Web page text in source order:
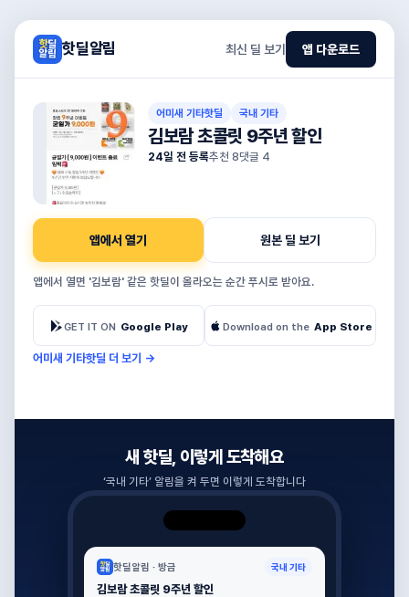
핫딜알림 최신 딜 보기 앱 다운로드
어미새 기타핫딜 국내 기타
김보람 초콜릿 9주년 할인
24일 전 등록추천 8댓글 4
앱에서 열기 원본 딜 보기
앱에서 열면 '김보람' 같은 핫딜이 올라오는 순간 푸시로 받아요.
GET IT ON Google Play Download on the App Store
어미새 기타핫딜 더 보기 →
새 핫딜, 이렇게 도착해요
‘국내 기타’ 알림을 켜 두면 이렇게 도착합니다
핫딜알림 · 방금 국내 기타
김보람 초콜릿 9주년 할인